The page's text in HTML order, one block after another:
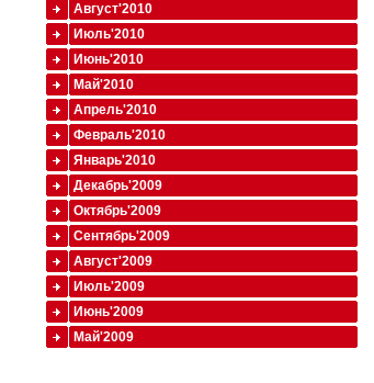
Август'2010
Июль'2010
Июнь'2010
Май'2010
Апрель'2010
Февраль'2010
Январь'2010
Декабрь'2009
Октябрь'2009
Сентябрь'2009
Август'2009
Июль'2009
Июнь'2009
Май'2009